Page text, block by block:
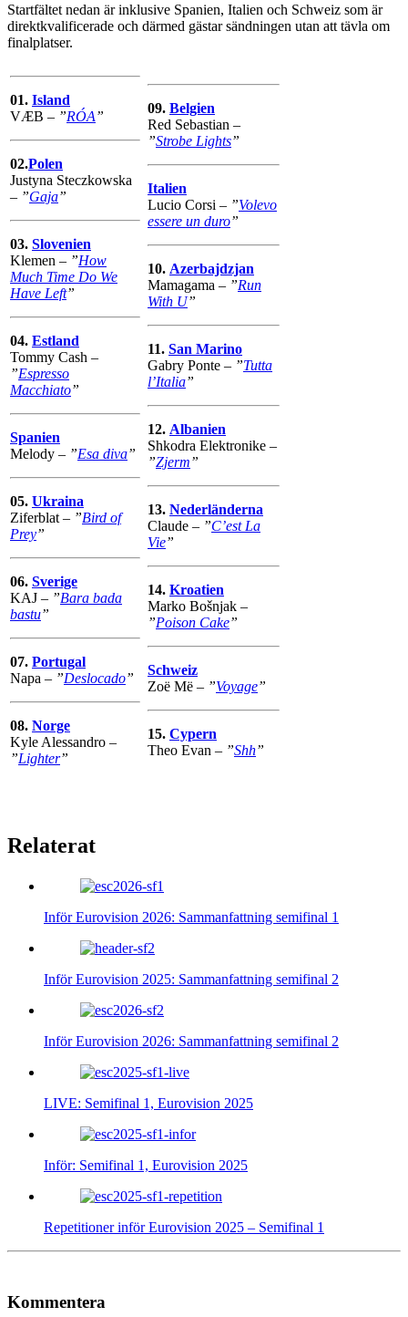
Startfältet nedan är inklusive Spanien, Italien och Schweiz som är
direktkvalificerade och därmed gästar sändningen utan att tävla om
finalplatser.
01. Island
VÆB – ”RÓA”
02.Polen
Justyna Steczkowska
– ”Gaja”
03. Slovenien
Klemen – ”How
Much Time Do We
Have Left”
04. Estland
Tommy Cash –
”Espresso
Macchiato”
Spanien
Melody – ”Esa diva”
05. Ukraina
Ziferblat – ”Bird of
Prey”
06. Sverige
KAJ – ”Bara bada
bastu”
07. Portugal
Napa – ”Deslocado”
08. Norge
Kyle Alessandro –
”Lighter”
09. Belgien
Red Sebastian –
”Strobe Lights”
Italien
Lucio Corsi – ”Volevo
essere un duro”
10. Azerbajdzjan
Mamagama – ”Run
With U”
11. San Marino
Gabry Ponte – ”Tutta
l’Italia”
12. Albanien
Shkodra Elektronike –
”Zjerm”
13. Nederländerna
Claude – ”C’est La
Vie”
14. Kroatien
Marko Bošnjak –
”Poison Cake”
Schweiz
Zoë Më – ”Voyage”
15. Cypern
Theo Evan – ”Shh”
Relaterat
Inför Eurovision 2026: Sammanfattning semifinal 1
Inför Eurovision 2025: Sammanfattning semifinal 2
Inför Eurovision 2026: Sammanfattning semifinal 2
LIVE: Semifinal 1, Eurovision 2025
Inför: Semifinal 1, Eurovision 2025
Repetitioner inför Eurovision 2025 – Semifinal 1
Kommentera